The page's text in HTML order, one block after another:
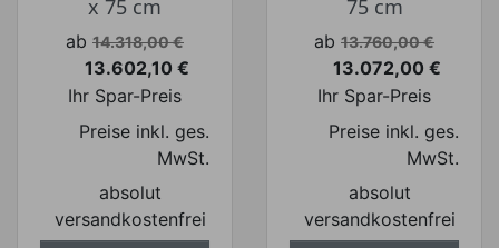
x 75 cm
Verkaufspreis
ab 14.318,00 €
Preis
13.602,10 €
Ihr Spar-Preis
Preise inkl. ges.
MwSt.
absolut
versandkostenfrei
75 cm
Verkaufspreis
ab 13.760,00 €
Preis
13.072,00 €
Ihr Spar-Preis
Preise inkl. ges.
MwSt.
absolut
versandkostenfrei